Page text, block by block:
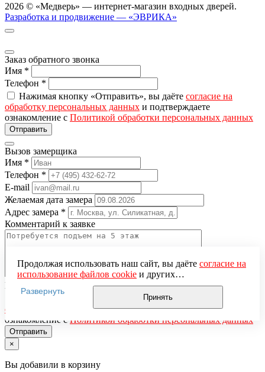
2026 © «Медверь» — интернет-магазин входных дверей.
Разработка и продвижение — «ЭВРИКА»
Заказ обратного звонка
Имя *
Телефон *
Нажимая кнопку «Отправить», вы даёте согласие на
обработку персональных данных и подтверждаете
ознакомление с Политикой обработки персональных данных
Вызов замерщика
Имя *
Телефон *
E-mail
Желаемая дата замера
Адрес замера *
Комментарий к заявке
Понравившаяся модель
Нажимая кнопку «Отправить», вы даёте
обработку персональных данныхи подтверждаете
ознакомление с Политикой обработки персональных данных
Продолжая использовать наш сайт, вы даёте согласие на
использование файлов cookieи других
пользовательских данных (включая IP-адрес, сведения о
местоположении, устройстве, действиях на сайте и т. п.)
для функционирования сайта, проведения
использования систем аналитики (например,
Яндекс.Метрика), в соответствии с нашей
Если вы не хотите, чтобы ваши данные обрабатывались,
настройте ограничения в браузере или покиньте сайт.
Развернуть
Принять
×
Вы добавили в корзину